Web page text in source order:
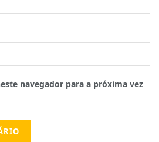
navegador para a próxima vez